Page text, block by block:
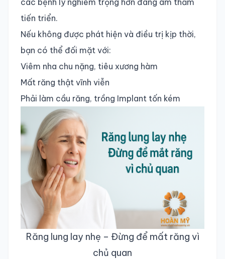
các bệnh lý nghiêm trọng hơn đang âm thầm
tiến triển.
Nếu không được phát hiện và điều trị kịp thời,
bạn có thể đối mặt với:
Viêm nha chu nặng, tiêu xương hàm
Mất răng thật vĩnh viễn
Phải làm cầu răng, trồng Implant tốn kém
Răng lung lay nhẹ – Đừng để mất răng vì
chủ quan